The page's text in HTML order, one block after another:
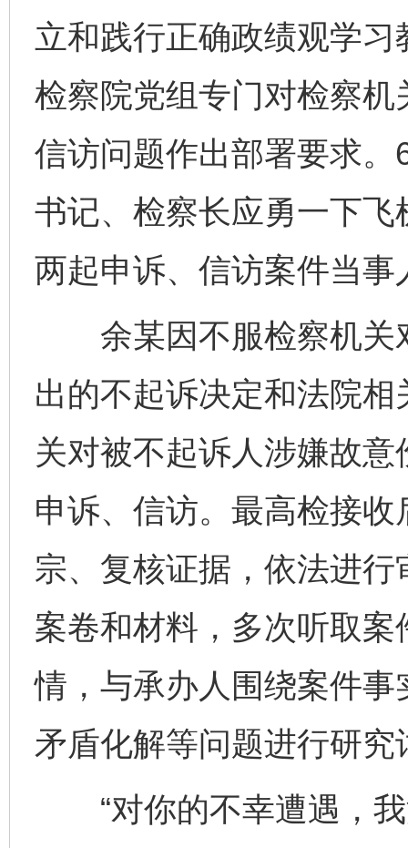
立和践行正确政绩观学
检察院党组专门对检察
信访问题作出部署要求
书记、检察长应勇一下
两起申诉、信访案件当事
余某因不服检察机关
出的不起诉决定和法院
关对被不起诉人涉嫌故
申诉、信访。最高检接
宗、复核证据，依法进
案卷和材料，多次听取
情，与承办人围绕案件
矛盾化解等问题进行研究
“对你的不幸遭遇，我